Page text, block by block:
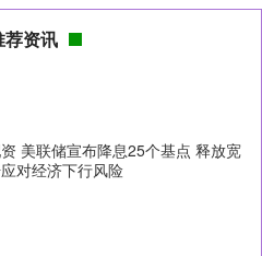
荐资讯
美联储宣布降息25个基点 释放宽
对经济下行风险